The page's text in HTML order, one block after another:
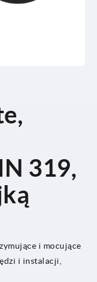
319,
i mocujące
i instalacji,